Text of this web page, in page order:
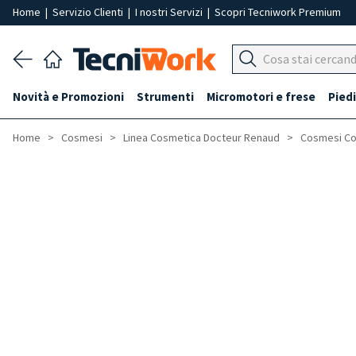
Home | Servizio Clienti | I nostri Servizi | Scopri Tecniwork Premium
Novità e Promozioni Strumenti Micromotori e frese Piedi
Home Cosmesi Linea Cosmetica Docteur Renaud Cosmesi